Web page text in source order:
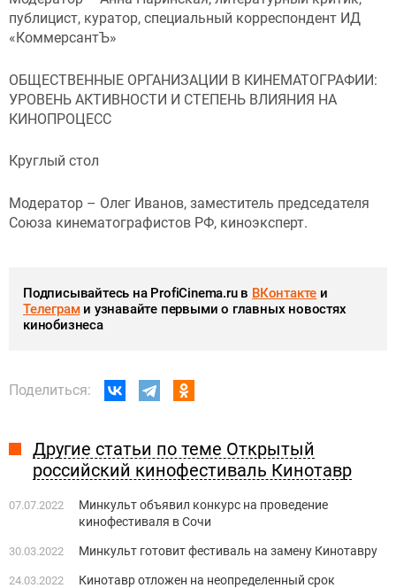
публицист, куратор, специальный корреспондент ИД
«КоммерсантЪ»
ОБЩЕСТВЕННЫЕ ОРГАНИЗАЦИИ В КИНЕМАТОГРАФИИ:
УРОВЕНЬ АКТИВНОСТИ И СТЕПЕНЬ ВЛИЯНИЯ НА
КИНОПРОЦЕСС
Круглый стол
Модератор – Олег Иванов, заместитель председателя
Союза кинематографистов РФ, киноэксперт.
Подписывайтесь на ProfiCinema.ru в ВКонтакте и
Телеграми узнавайте первыми о главных новостях
кинобизнеса
Поделиться:
Другие статьи по теме Открытый
российский кинофестиваль Кинотавр
07.07.2022
Минкульт объявил конкурс на проведение
кинофестиваля в Сочи
30.03.2022 Минкульт готовит фестиваль на замену Кинотавру
24.03.2022 Кинотавр отложен на неопределенный срок